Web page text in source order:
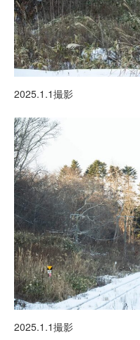
2025.1.1撮影
2025.1.1撮影